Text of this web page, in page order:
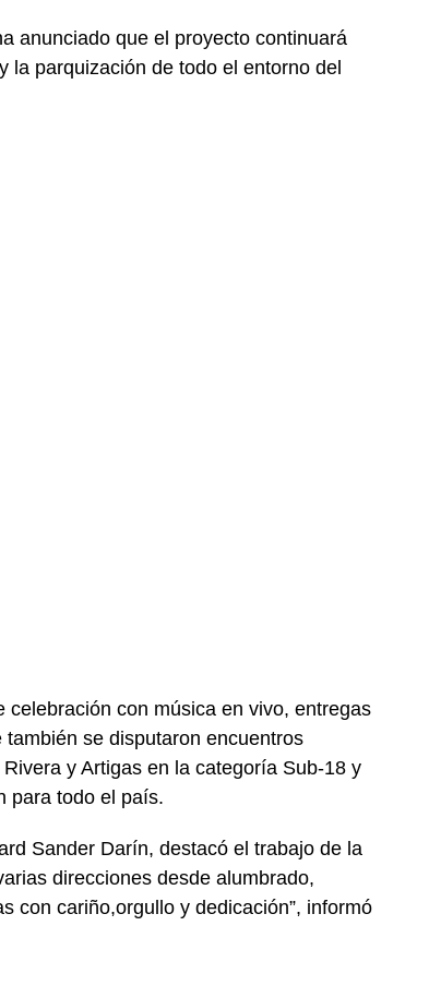
anunciado que el proyecto continuará
la parquización de todo el entorno del
con música en vivo, entregas
se disputaron encuentros
y Artigas en la categoría Sub-18 y
para todo el país.
Sander Darín, destacó el trabajo de la
direcciones desde alumbrado,
con cariño,orgullo y dedicación”, informó